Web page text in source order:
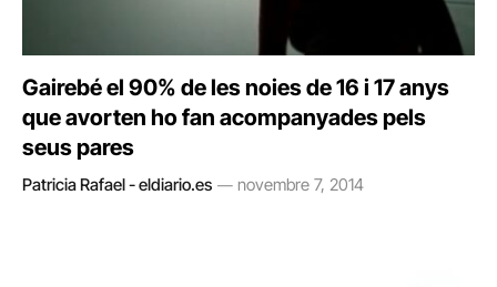
Gairebé el 90% de les noies de 16 i 17 anys
que avorten ho fan acompanyades pels
seus pares
Patricia Rafael - eldiario.es novembre 7, 2014